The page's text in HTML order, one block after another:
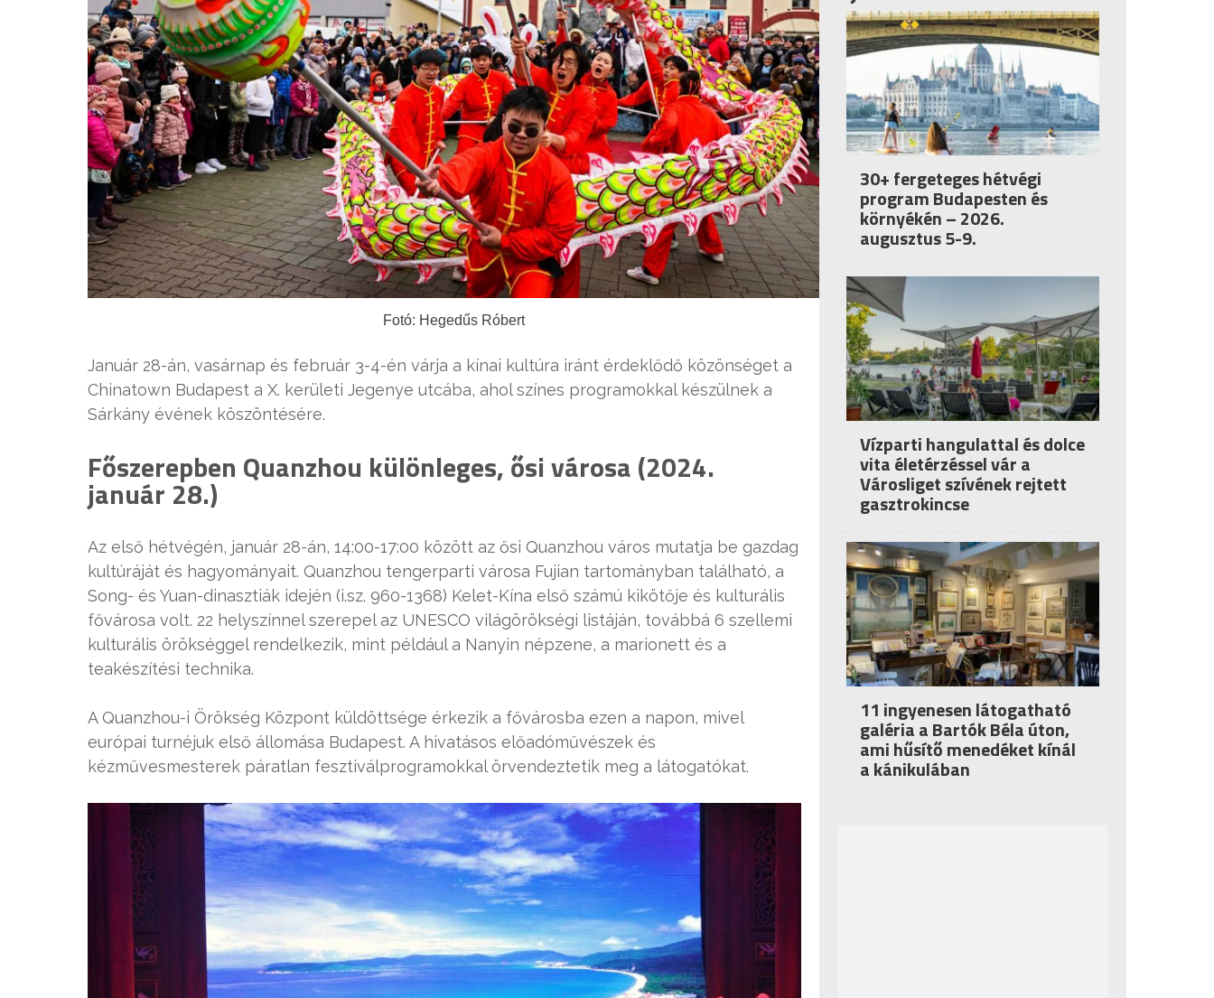
Fotó: Hegedűs Róbert
Január 28-án, vasárnap és február 3-4-én várja a kínai kultúra iránt érdeklődő közönséget a
Chinatown Budapest a X. kerületi Jegenye utcába, ahol színes programokkal készülnek a
Sárkány évének köszöntésére.
Főszerepben Quanzhou különleges, ősi városa (2024.
január 28.)
Az első hétvégén, január 28-án, 14:00-17:00 között az ősi Quanzhou város mutatja be gazdag
kultúráját és hagyományait. Quanzhou tengerparti városa Fujian tartományban található, a
Song- és Yuan-dinasztiák idején (i.sz. 960-1368) Kelet-Kína első számú kikötője és kulturális
fővárosa volt. 22 helyszínnel szerepel az UNESCO világörökségi listáján, továbbá 6 szellemi
kulturális örökséggel rendelkezik, mint például a Nanyin népzene, a marionett és a
teakészítési technika.
A Quanzhou-i Örökség Központ küldöttsége érkezik a fővárosba ezen a napon, mivel
európai turnéjuk első állomása Budapest. A hivatásos előadóművészek és
kézművesmesterek páratlan fesztiválprogramokkal örvendeztetik meg a látogatókat.
30+ fergeteges hétvégi
program Budapesten és
környékén – 2026.
augusztus 5-9.
Vízparti hangulattal és dolce
vita életérzéssel vár a
Városliget szívének rejtett
gasztrokincse
11 ingyenesen látogatható
galéria a Bartók Béla úton,
ami hűsítő menedéket kínál
a kánikulában